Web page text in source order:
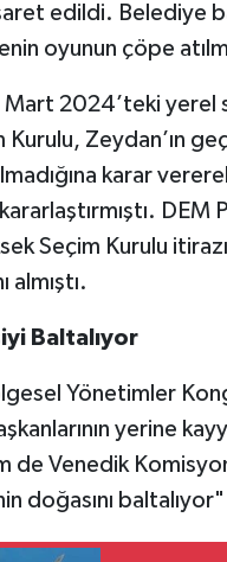
edildi. Belediye
oyunun çöpe
2024’teki yerel
Kurulu, Zeydan’ın
karar
Seçim Kurulu
almıştı.
Baltalıyor
Yönetimler
yerine
de Venedik
doğasını